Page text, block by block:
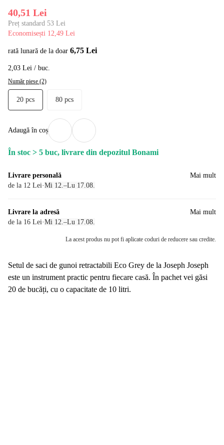
40,51 Lei
Preț standard 53 Lei
Economisești 12,49 Lei
rată lunară de la doar 6,75 Lei
2,03 Lei / buc.
Număr piese (2)
20 pcs 80 pcs
Adaugă în coș
În stoc > 5 buc, livrare din depozitul Bonami
Livrare personală
de la 12 Lei·Mi 12.–Lu 17.08.
Mai mult
Livrare la adresă
de la 16 Lei·Mi 12.–Lu 17.08.
Mai mult
La acest produs nu pot fi aplicate coduri de reducere sau credite.
Setul de saci de gunoi retractabili Eco Grey de la Joseph Joseph
este un instrument practic pentru fiecare casă. În pachet vei găsi
20 de bucăți, cu o capacitate de 10 litri.